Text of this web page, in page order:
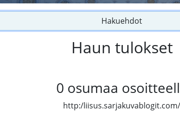
Hakuehdot
Haun tulokset
0 osumaa
http:/liisus.sarjakuvablogit.com/